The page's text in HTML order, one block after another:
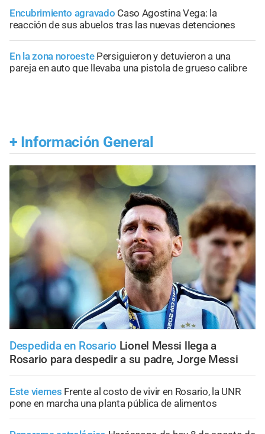
Encubrimiento agravado Caso Agostina Vega: la
reacción de sus abuelos tras las nuevas detenciones
En la zona noroeste Persiguieron y detuvieron a una
pareja en auto que llevaba una pistola de grueso calibre
+ Información General
Despedida en Rosario Lionel Messi llega a
Rosario para despedir a su padre, Jorge Messi
Este viernes Frente al costo de vivir en Rosario, la UNR
pone en marcha una planta pública de alimentos